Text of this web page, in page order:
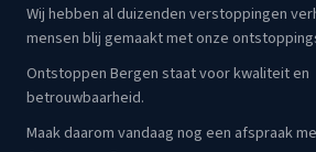
Wij hebben al duizenden verstoppingen
mensen blij gemaakt met onze
Ontstoppen Bergen staat voor kwaliteit en
betrouwbaarheid.
Maak daarom vandaag nog een afspraak